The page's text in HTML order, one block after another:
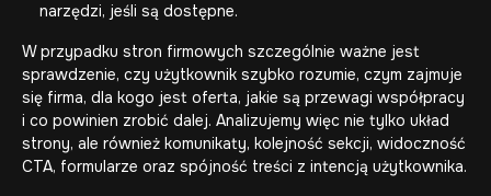
narzędzi, jeśli są dostępne.
W przypadku stron firmowych szczególnie ważne jest
sprawdzenie, czy użytkownik szybko rozumie, czym zajmuje
się firma, dla kogo jest oferta, jakie są przewagi współpracy
i co powinien zrobić dalej. Analizujemy więc nie tylko układ
strony, ale również komunikaty, kolejność sekcji, widoczność
CTA, formularze oraz spójność treści z intencją użytkownika.